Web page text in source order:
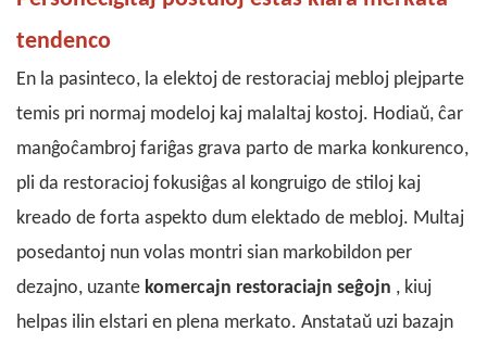
tendenco
En la pasinteco, la elektoj de restoraciaj mebloj plejparte
temis pri normaj modeloj kaj malaltaj kostoj. Hodiaŭ, ĉar
manĝoĉambroj fariĝas grava parto de marka konkurenco,
pli da restoracioj fokusiĝas al kongruigo de stiloj kaj
kreado de forta aspekto dum elektado de mebloj. Multaj
posedantoj nun volas montri sian markobildon per
dezajno, uzante komercajn restoraciajn seĝojn , kiuj
helpas ilin elstari en plena merkato. Anstataŭ uzi bazajn